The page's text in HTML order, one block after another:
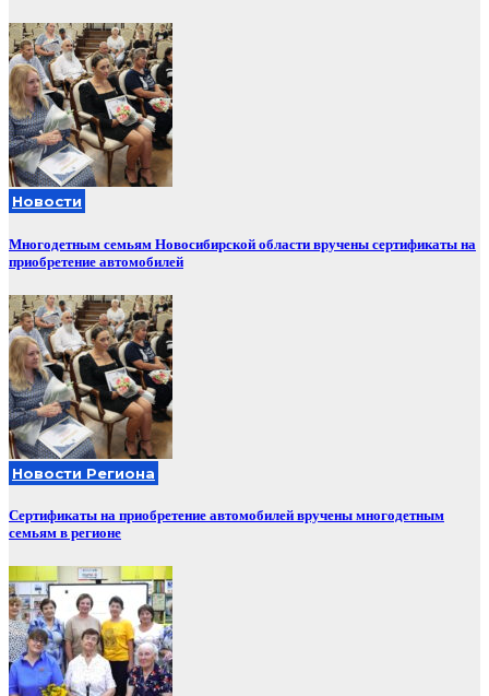
Новости
Многодетным семьям Новосибирской области вручены сертификаты на
приобретение автомобилей
Новости Региона
Сертификаты на приобретение автомобилей вручены многодетным
семьям в регионе